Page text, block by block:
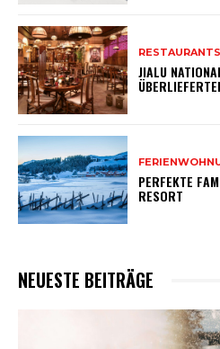
RESTAURANTS
JIALU
PERFEKTE
RESORT
NEUESTE BEITRÄGE